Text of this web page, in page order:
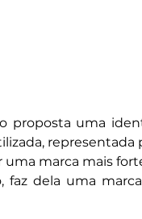
uma
representada
marca mais
faz dela uma